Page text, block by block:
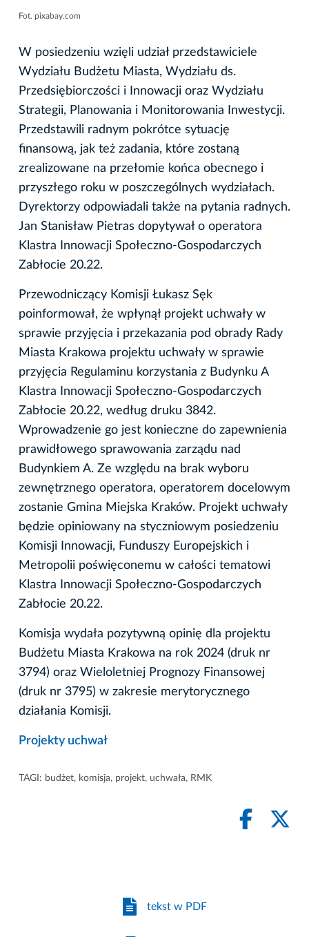
Fot. pixabay.com
W posiedzeniu wzięli udział przedstawiciele
Wydziału Budżetu Miasta, Wydziału ds.
Przedsiębiorczości i Innowacji oraz Wydziału
Strategii, Planowania i Monitorowania Inwestycji.
Przedstawili radnym pokrótce sytuację
finansową, jak też zadania, które zostaną
zrealizowane na przełomie końca obecnego i
przyszłego roku w poszczególnych wydziałach.
Dyrektorzy odpowiadali także na pytania radnych.
Jan Stanisław Pietras dopytywał o operatora
Klastra Innowacji Społeczno-Gospodarczych
Zabłocie 20.22.
Przewodniczący Komisji Łukasz Sęk
poinformował, że wpłynął projekt uchwały w
sprawie przyjęcia i przekazania pod obrady Rady
Miasta Krakowa projektu uchwały w sprawie
przyjęcia Regulaminu korzystania z Budynku A
Klastra Innowacji Społeczno-Gospodarczych
Zabłocie 20.22, według druku 3842.
Wprowadzenie go jest konieczne do zapewnienia
prawidłowego sprawowania zarządu nad
Budynkiem A. Ze względu na brak wyboru
zewnętrznego operatora, operatorem docelowym
zostanie Gmina Miejska Kraków. Projekt uchwały
będzie opiniowany na styczniowym posiedzeniu
Komisji Innowacji, Funduszy Europejskich i
Metropolii poświęconemu w całości tematowi
Klastra Innowacji Społeczno-Gospodarczych
Zabłocie 20.22.
Komisja wydała pozytywną opinię dla projektu
Budżetu Miasta Krakowa na rok 2024 (druk nr
3794) oraz Wieloletniej Prognozy Finansowej
(druk nr 3795) w zakresie merytorycznego
działania Komisji.
Projekty uchwał
TAGI: budżet, komisja, projekt, uchwała, RMK
tekst w PDF